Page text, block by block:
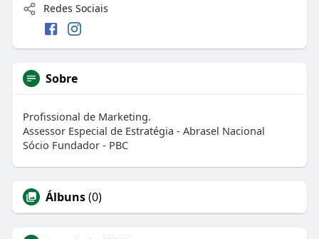
Redes Sociais
Sobre
Profissional de Marketing.
Assessor Especial de Estratégia - Abrasel Nacional
Sócio Fundador - PBC
Álbuns(0)